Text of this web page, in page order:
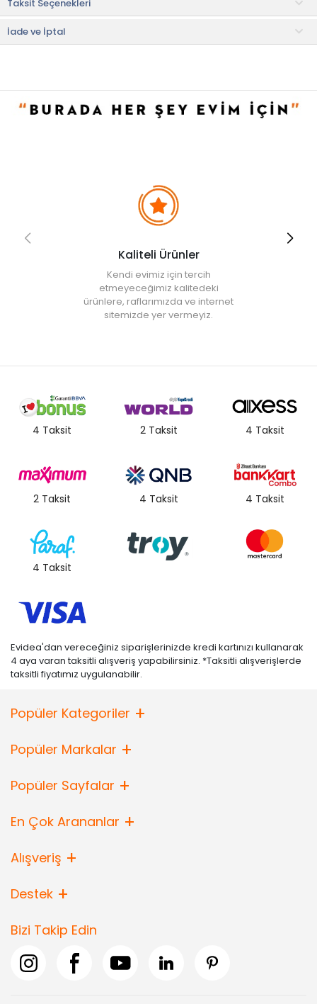
Kompakt tasarımı sayesinde lavabo kenarında düzenli bir
görünüm oluştururken, banyolarda modern ve estetik bir
atmosfer yaratır.
• " Ürün görsellerinde ışık, ortam ve dijital düzenlemelere bağlı
olarak renk ve doku farklılıkları oluşabilir. "
Taksit Seçenekleri
İade ve İptal
Kaliteli Ürünler
Kendi evimiz için tercih
etmeyeceğimiz kalitedeki
ürünlere, raflarımızda ve internet
sitemizde yer vermeyiz.
4 Taksit 2 Taksit 4 Taksit
2 Taksit 4 Taksit 4 Taksit
4 Taksit
Evidea'dan vereceğiniz siparişlerinizde kredi kartınızı kullanarak
4 aya varan taksitli alışveriş yapabilirsiniz. *Taksitli alışverişlerde
taksitli fiyatımız uygulanabilir.
Popüler Kategoriler
Popüler Markalar
Popüler Sayfalar
En Çok Arananlar
Alışveriş
Destek
Bizi Takip Edin